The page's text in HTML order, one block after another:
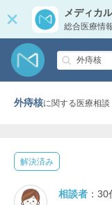
メディカ
総合医療情
外痔核に関する医療相談
解決済み
相談者 ：